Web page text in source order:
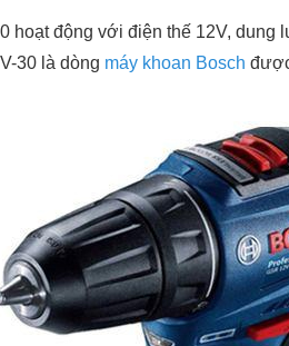
hoạt động với điện thế 12V,
30 là dòng máy khoan Bosch